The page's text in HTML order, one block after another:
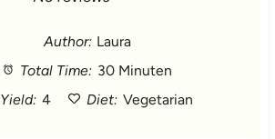
a
r
t
a
t
a
t
a
a
Author: Laura
Total Time: 30 Minuten
Yield: 4 Diet: Vegetarian